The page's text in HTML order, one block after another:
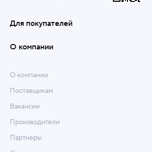
Для покупателей
О компании
О компании
Поставщикам
Вакансии
Производители
Партнеры